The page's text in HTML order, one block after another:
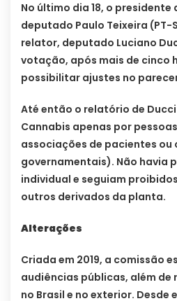
No último dia 18, o
deputado Paulo Teixeira
relator, deputado Luciano
votação, após mais de cinco
possibilitar ajustes no
Até então o relatório de
Cannabis apenas por
associações de pacientes ou
governamentais). Não havia
individual e seguiam
outros derivados da planta.
Alterações
Criada em 2019, a comissão
audiências públicas, além de
no Brasil e no exterior.